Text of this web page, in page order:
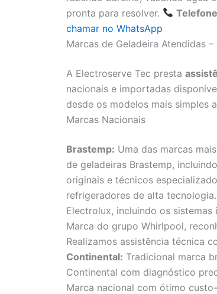
pronta para resolver.
chamar no WhatsApp
Marcas de Geladeira Atendidas
A Electroserve Tec presta
nacionais e importadas
desde os modelos mais simples
Marcas Nacionais
Brastemp: Uma das marcas
de geladeiras Brastemp,
originais e técnicos
refrigeradores de alta
Electrolux, incluindo os
Marca do grupo Whirlpool,
Realizamos assistência técnica
Continental: Tradicional marca
Continental com diagnóstico
Marca nacional com ótimo